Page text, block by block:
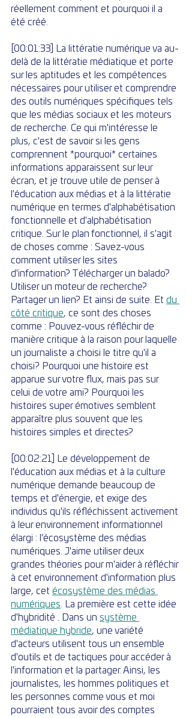
réellement comment et pourquoi il a
été créé.
[00:01:33] La littératie numérique va au-
delà de la littératie médiatique et porte
sur les aptitudes et les compétences
nécessaires pour utiliser et comprendre
des outils numériques spécifiques tels
que les médias sociaux et les moteurs
de recherche. Ce qui m'intéresse le
plus, c'est de savoir si les gens
comprennent *pourquoi* certaines
informations apparaissent sur leur
écran, et je trouve utile de penser à
l'éducation aux médias et à la littératie
numérique en termes d'alphabétisation
fonctionnelle et d'alphabétisation
critique. Sur le plan fonctionnel, il s'agit
de choses comme : Savez-vous
comment utiliser les sites
d'information? Télécharger un balado?
Utiliser un moteur de recherche?
Partager un lien? Et ainsi de suite. Et du
côté critique, ce sont des choses
comme : Pouvez-vous réfléchir de
manière critique à la raison pour laquelle
un journaliste a choisi le titre qu'il a
choisi? Pourquoi une histoire est
apparue sur votre flux, mais pas sur
celui de votre ami? Pourquoi les
histoires super émotives semblent
apparaître plus souvent que les
histoires simples et directes?
[00:02:21] Le développement de
l'éducation aux médias et à la culture
numérique demande beaucoup de
temps et d'énergie, et exige des
individus qu'ils réfléchissent activement
à leur environnement informationnel
élargi : l'écosystème des médias
numériques. J'aime utiliser deux
grandes théories pour m'aider à réfléchir
à cet environnement d'information plus
large, cet écosystème des médias
numériques . La première est cette idée
d'hybridité . Dans un système
médiatique hybride, une variété
d'acteurs utilisent tous un ensemble
d'outils et de tactiques pour accéder à
l'information et la partager. Ainsi, les
journalistes, les hommes politiques et
les personnes comme vous et moi
pourraient tous avoir des comptes